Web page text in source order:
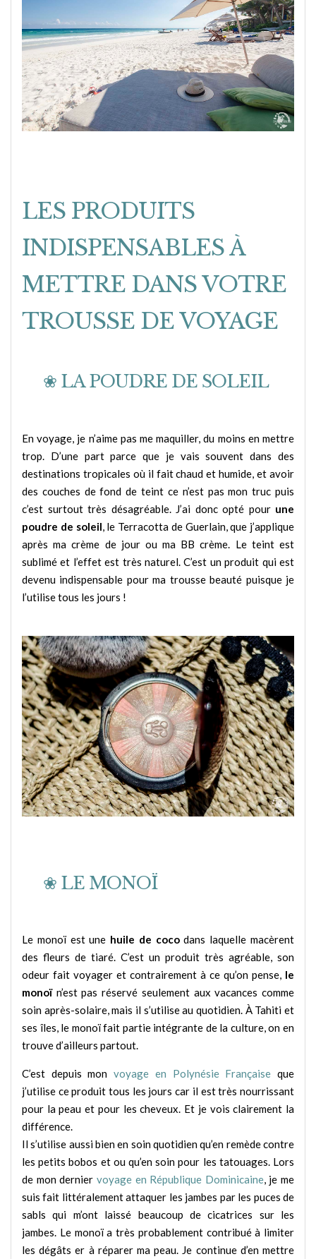
LES PRODUITS
INDISPENSABLES À
METTRE DANS VOTRE
TROUSSE DE VOYAGE
❀ LA POUDRE DE SOLEIL
En voyage, je n’aime pas me maquiller, du moins en mettre
trop. D’une part parce que je vais souvent dans des
destinations tropicales où il fait chaud et humide, et avoir
des couches de fond de teint ce n’est pas mon truc puis
c’est surtout très désagréable. J’ai donc opté pour une
poudre de soleil , le Terracotta de Guerlain, que j’applique
après ma crème de jour ou ma BB crème. Le teint est
sublimé et l’effet est très naturel. C’est un produit qui est
devenu indispensable pour ma trousse beauté puisque je
l’utilise tous les jours !
❀ LE MONOÏ
Le monoï est une huile de cocodans laquelle macèrent
des fleurs de tiaré. C’est un produit très agréable, son
odeur fait voyager et contrairement à ce qu’on pense, le
monoïn’est pas réservé seulement aux vacances comme
soin après-solaire, mais il s’utilise au quotidien. À Tahiti et
ses îles, le monoï fait partie intégrante de la culture, on en
trouve d’ailleurs partout.
C’est depuis monvoyage en Polynésie Française que
j’utilise ce produit tous les jours car il est très nourrissant
pour la peau et pour les cheveux. Et je vois clairement la
différence.
Il s’utilise aussi bien en soin quotidien qu’en remède contre
les petits bobos et ou qu’en soin pour les tatouages. Lors
de mon dernier voyage en République Dominicaine, je me
suis fait littéralement attaquer les jambes par les puces de
sabls qui m’ont laissé beaucoup de cicatrices sur les
jambes. Le monoï a très probablement contribué à limiter
les dégâts er à réparer ma peau. Je continue d’en mettre